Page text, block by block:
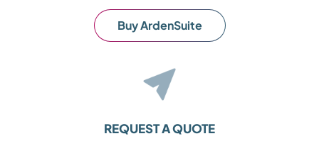
Buy ArdenSuite
REQUEST A QUOTE